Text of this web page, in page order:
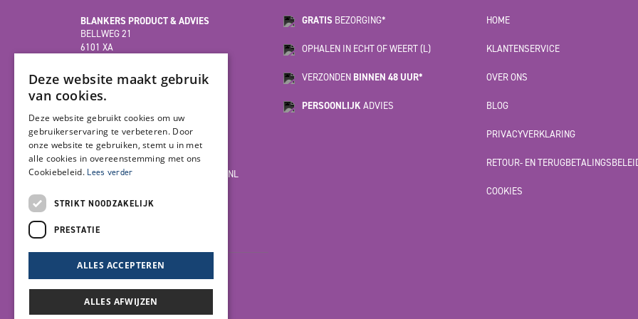
BLANKERS PRODUCT & ADVIES
BELLWEG 21
6101 XA
(HOOFDVESTIGING)
6004 AX
WEERT
INFO@BLANKERSPRODUCT-ADVIES.NL
LET'S GET SOCIAL
GRATIS BEZORGING*
OPHALEN IN ECHT OF WEERT (L)
VERZONDEN BINNEN 48 UUR*
PERSOONLIJKADVIES
HOME
KLANTENSERVICE
OVER ONS
BLOG
PRIVACYVERKLARING
RETOUR- EN
COOKIES
Deze website maakt gebruik
van cookies.
Deze website gebruikt cookies om uw
gebruikerservaring te verbeteren. Door
onze website te gebruiken, stemt u in met
alle cookies in overeenstemming met ons
Cookiebeleid. Lees verder
STRIKT NOODZAKELIJK
PRESTATIE
ALLES ACCEPTEREN
ALLES AFWIJZEN